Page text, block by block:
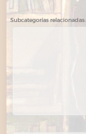
Subcategorías relacionadas: